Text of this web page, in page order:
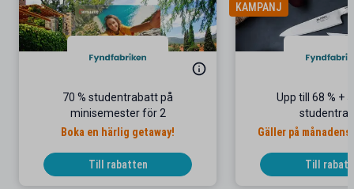
70 % studentrabatt på
minisemester för 2
Boka en härlig getaway!
Till rabatten
KAMPANJ
Upp till 68 % +
Gäller på
Till